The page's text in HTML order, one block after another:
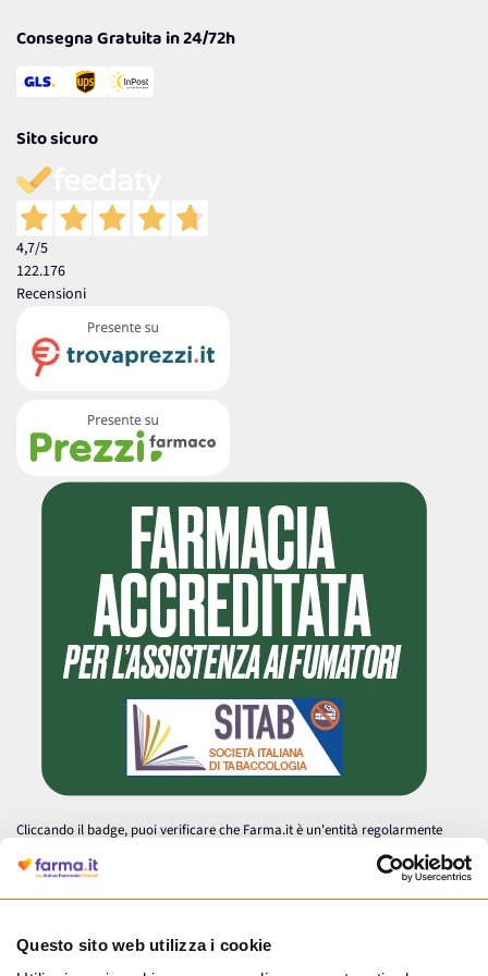
Questo sito web utilizza i cookie
Consegna Gratuita in 24/72h
Sito sicuro
4,7/5
122.176
Recensioni
Cliccando il badge, puoi verificare che Farma.it è un'entità regolarmente
autorizzata dal Ministero della Salute a effettuare la vendita online di
medicinali.